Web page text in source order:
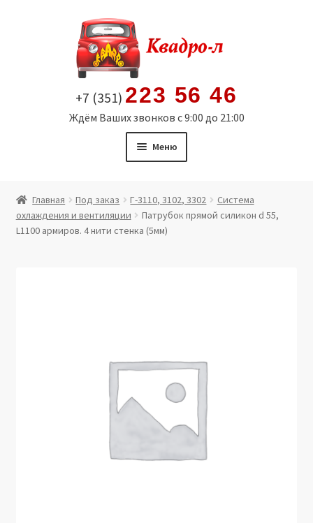
содержимому
+7 (351) 223 56 46
Ждём Ваших звонков с 9:00 до 21:00
Меню
Витрина
Главная Под заказ Г-3110, 3102, 3302
Система
охлаждения и вентиляции
Патрубок прямой силикон d 55,
L1100 армиров. 4 нити стенка (5мм)